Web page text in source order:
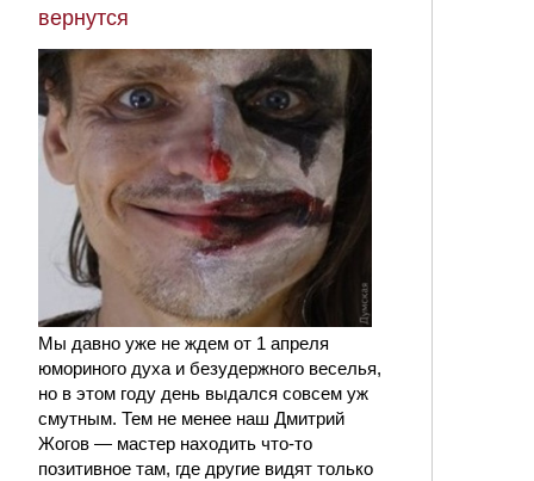
вернутся
Мы давно уже не ждем от 1 апреля
юмориного духа и безудержного веселья,
но в этом году день выдался совсем уж
смутным. Тем не менее наш Дмитрий
Жогов — мастер находить что-то
позитивное там, где другие видят только